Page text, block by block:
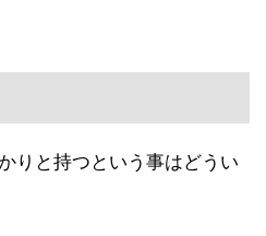
りと持つという事はどうい